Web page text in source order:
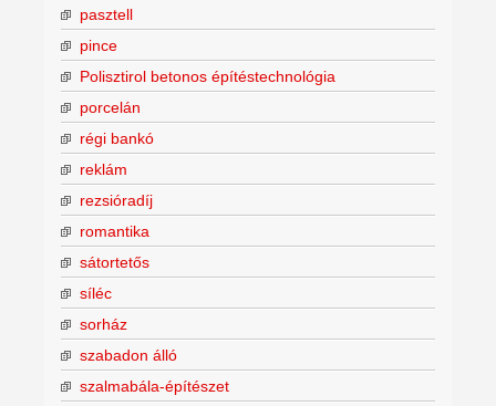
pasztell
pince
Polisztirol betonos építéstechnológia
porcelán
régi bankó
reklám
rezsióradíj
romantika
sátortetős
síléc
sorház
szabadon álló
szalmabála-építészet